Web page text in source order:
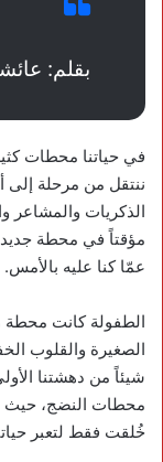
بقلم:
في حياتنا محطات
ننتقل من مرحلة
الذكريات
مؤقتاً في محطة
عمّا كنا عليه بالأمس.
الطفولة كانت محطة
الصغيرة والقلوب
شيئاً من دهشتنا
محطات النضج، حيث
خُلقت فقط لتعبر